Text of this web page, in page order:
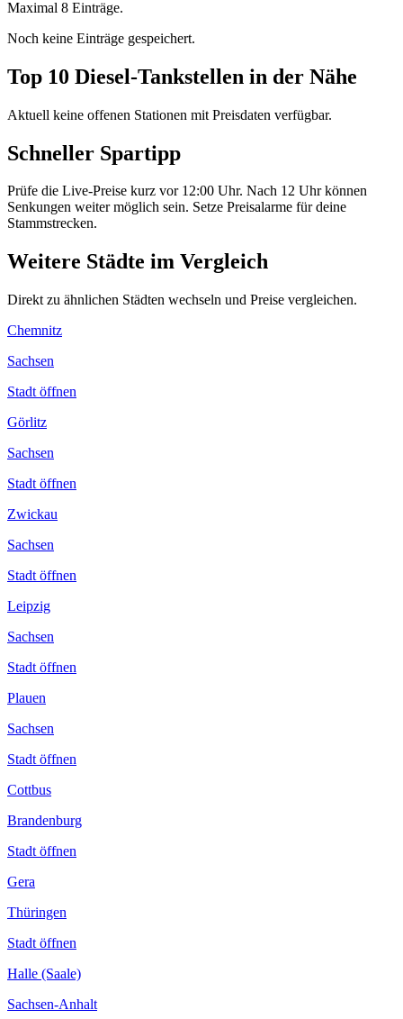
Maximal 8 Einträge.
Noch keine Einträge gespeichert.
Top 10 Diesel-Tankstellen in der Nähe
Aktuell keine offenen Stationen mit Preisdaten verfügbar.
Schneller Spartipp
Prüfe die Live-Preise kurz vor 12:00 Uhr. Nach 12 Uhr können
Senkungen weiter möglich sein. Setze Preisalarme für deine
Stammstrecken.
Weitere Städte im Vergleich
Direkt zu ähnlichen Städten wechseln und Preise vergleichen.
Chemnitz
Sachsen
Stadt öffnen
Görlitz
Sachsen
Stadt öffnen
Zwickau
Sachsen
Stadt öffnen
Leipzig
Sachsen
Stadt öffnen
Plauen
Sachsen
Stadt öffnen
Cottbus
Brandenburg
Stadt öffnen
Gera
Thüringen
Stadt öffnen
Halle (Saale)
Sachsen-Anhalt